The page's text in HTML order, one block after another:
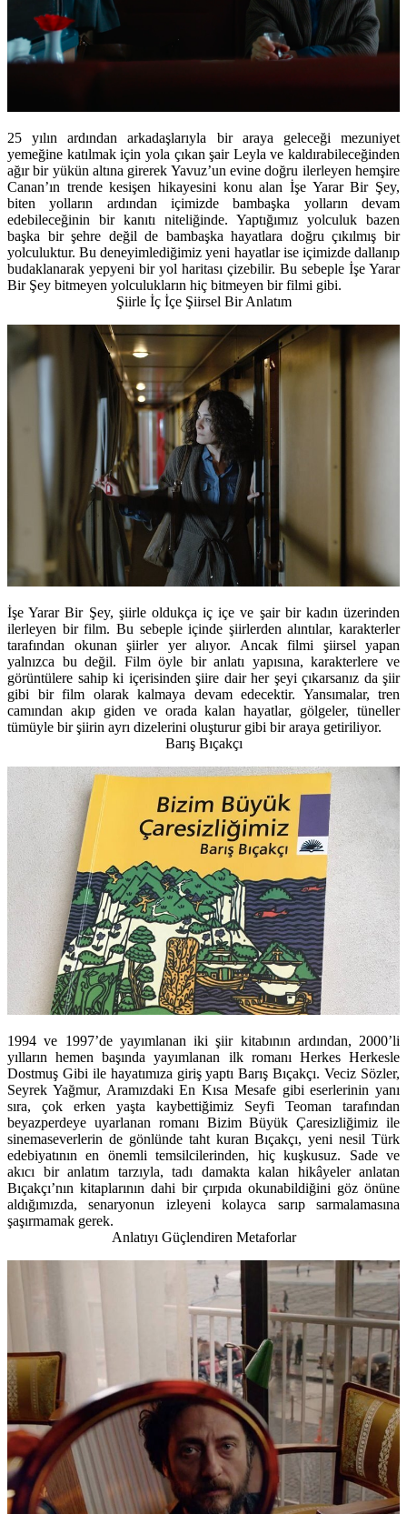
25 yılın ardından arkadaşlarıyla bir araya geleceği mezuniyet
yemeğine katılmak için yola çıkan şair Leyla ve kaldırabileceğinden
ağır bir yükün altına girerek Yavuz’un evine doğru ilerleyen hemşire
Canan’ın trende kesişen hikayesini konu alan İşe Yarar Bir Şey,
biten yolların ardından içimizde bambaşka yolların devam
edebileceğinin bir kanıtı niteliğinde. Yaptığımız yolculuk bazen
başka bir şehre değil de bambaşka hayatlara doğru çıkılmış bir
yolculuktur. Bu deneyimlediğimiz yeni hayatlar ise içimizde dallanıp
budaklanarak yepyeni bir yol haritası çizebilir. Bu sebeple İşe Yarar
Bir Şey bitmeyen yolculukların hiç bitmeyen bir filmi gibi.
Şiirle İç İçe Şiirsel Bir Anlatım
İşe Yarar Bir Şey, şiirle oldukça iç içe ve şair bir kadın üzerinden
ilerleyen bir film. Bu sebeple içinde şiirlerden alıntılar, karakterler
tarafından okunan şiirler yer alıyor. Ancak filmi şiirsel yapan
yalnızca bu değil. Film öyle bir anlatı yapısına, karakterlere ve
görüntülere sahip ki içerisinden şiire dair her şeyi çıkarsanız da şiir
gibi bir film olarak kalmaya devam edecektir. Yansımalar, tren
camından akıp giden ve orada kalan hayatlar, gölgeler, tüneller
tümüyle bir şiirin ayrı dizelerini oluşturur gibi bir araya getiriliyor.
Barış Bıçakçı
1994 ve 1997’de yayımlanan iki şiir kitabının ardından, 2000’li
yılların hemen başında yayımlanan ilk romanı Herkes Herkesle
Dostmuş Gibi ile hayatımıza giriş yaptı Barış Bıçakçı. Veciz Sözler,
Seyrek Yağmur, Aramızdaki En Kısa Mesafe gibi eserlerinin yanı
sıra, çok erken yaşta kaybettiğimiz Seyfi Teoman tarafından
beyazperdeye uyarlanan romanı Bizim Büyük Çaresizliğimiz ile
sinemaseverlerin de gönlünde taht kuran Bıçakçı, yeni nesil Türk
edebiyatının en önemli temsilcilerinden, hiç kuşkusuz. Sade ve
akıcı bir anlatım tarzıyla, tadı damakta kalan hikâyeler anlatan
Bıçakçı’nın kitaplarının dahi bir çırpıda okunabildiğini göz önüne
aldığımızda, senaryonun izleyeni kolayca sarıp sarmalamasına
şaşırmamak gerek.
Anlatıyı Güçlendiren Metaforlar